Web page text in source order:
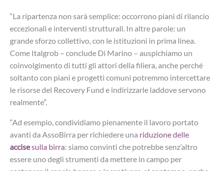
“La ripartenza non sarà semplice: occorrono piani di rilancio
eccezionali e interventi strutturali. In altre parole: un
grande sforzo collettivo, con le istituzioni in prima linea.
Come Italgrob – conclude Di Marino – auspichiamo un
coinvolgimento di tutti gli attori della filiera, anche perché
soltanto con piani e progetti comuni potremmo intercettare
le risorse del Recovery Fund e indirizzarle laddove servono
realmente”.
“Ad esempio, condividiamo pienamente il lavoro portato
avanti da AssoBirra per richiedere una riduzione delle
accisesulla birra: siamo convinti che potrebbe senz’altro
essere uno degli strumenti da mettere in campo per